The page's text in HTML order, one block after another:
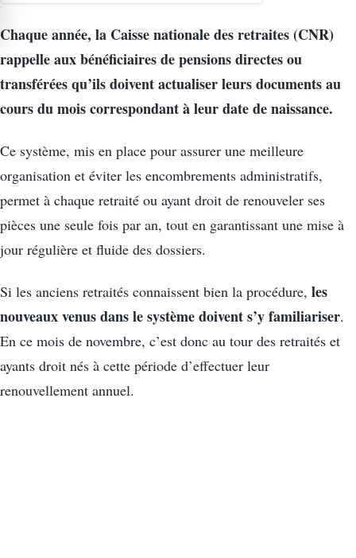
Chaque année, la Caisse nationale des retraites (CNR)
rappelle aux bénéficiaires de pensions directes ou
transférées qu’ils doivent actualiser leurs documents au
cours du mois correspondant à leur date de naissance.
Ce système, mis en place pour assurer une meilleure
organisation et éviter les encombrements administratifs,
permet à chaque retraité ou ayant droit de renouveler ses
pièces une seule fois par an, tout en garantissant une mise à
jour régulière et fluide des dossiers.
Si les anciens retraités connaissent bien la procédure, les
nouveaux venus dans le système doivent s’y familiariser.
En ce mois de novembre, c’est donc au tour des retraités et
ayants droit nés à cette période d’effectuer leur
renouvellement annuel.